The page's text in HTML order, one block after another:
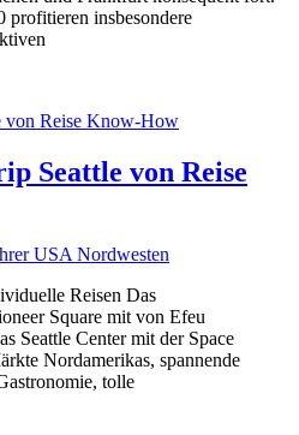
profitieren insbesondere
Seattle von Reise
USA Nordwesten
Reisen Das
Square mit von Efeu
Seattle Center mit der Space
Nordamerikas, spannende
tolle